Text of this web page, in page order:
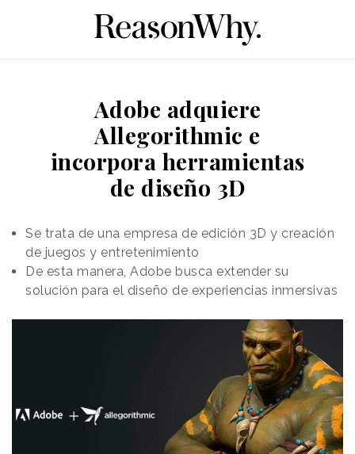
Adobe adquiere
Allegorithmic e
incorpora herramientas
de diseño 3D
Se trata de una empresa de edición 3D y creación
de juegos y entretenimiento
De esta manera, Adobe busca extender su
solución para el diseño de experiencias inmersivas